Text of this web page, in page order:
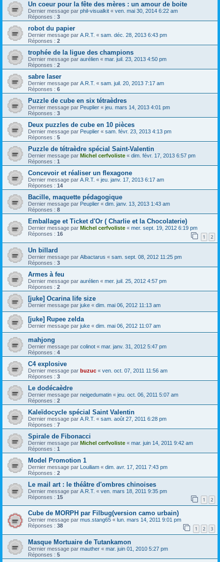
Un coeur pour la fête des mères : un amour de boite
Dernier message par phil-visualkit « ven. mai 30, 2014 6:22 am
Réponses : 3
robot du papier
Dernier message par A.R.T. « sam. déc. 28, 2013 6:43 pm
Réponses : 2
trophée de la ligue des champions
Dernier message par aurélien « mar. juil. 23, 2013 4:50 pm
Réponses : 2
sabre laser
Dernier message par A.R.T. « sam. juil. 20, 2013 7:17 am
Réponses : 6
Puzzle de cube en six tétraèdres
Dernier message par Peuplier « jeu. mars 14, 2013 4:01 pm
Réponses : 3
Deux puzzles de cube en 10 pièces
Dernier message par Peuplier « sam. févr. 23, 2013 4:13 pm
Réponses : 5
Puzzle de tétraèdre spécial Saint-Valentin
Dernier message par Michel cerfvoliste « dim. févr. 17, 2013 6:57 pm
Réponses : 1
Concevoir et réaliser un flexagone
Dernier message par A.R.T. « jeu. janv. 17, 2013 6:17 am
Réponses : 14
Bacille, maquette pédagogique
Dernier message par Peuplier « dim. janv. 13, 2013 1:43 am
Réponses : 8
Emballage et Ticket d'Or ( Charlie et la Chocolaterie)
Dernier message par Michel cerfvoliste « mer. sept. 19, 2012 6:19 pm
Réponses : 16 1 2
Un billard
Dernier message par Albactarus « sam. sept. 08, 2012 11:25 pm
Réponses : 3
Armes à feu
Dernier message par aurélien « mer. juil. 25, 2012 4:57 pm
Réponses : 2
[juke] Ocarina life size
Dernier message par juke « dim. mai 06, 2012 11:13 am
[juke] Rupee zelda
Dernier message par juke « dim. mai 06, 2012 11:07 am
mahjong
Dernier message par colinot « mar. janv. 31, 2012 5:47 pm
Réponses : 4
C4 explosive
Dernier message par buzuc « ven. oct. 07, 2011 11:56 am
Réponses : 3
Le dodécaèdre
Dernier message par neigedumatin « jeu. oct. 06, 2011 5:07 am
Réponses : 2
Kaleïdocycle spécial Saint Valentin
Dernier message par A.R.T. « sam. août 27, 2011 6:28 pm
Réponses : 7
Spirale de Fibonacci
Dernier message par Michel cerfvoliste « mar. juin 14, 2011 9:42 am
Réponses : 1
Model Promotion 1
Dernier message par Louiliam « dim. avr. 17, 2011 7:43 pm
Réponses : 2
Le mail art : le théâtre d'ombres chinoises
Dernier message par A.R.T. « ven. mars 18, 2011 9:35 pm
Réponses : 15 1 2
Cube de MORPH par Filbug(version camo urbain)
Dernier message par mus.stang65 « lun. mars 14, 2011 9:01 pm
Réponses : 38 1 2 3
Masque Mortuaire de Tutankamon
Dernier message par mauther « mar. juin 01, 2010 5:27 pm
Réponses : 5